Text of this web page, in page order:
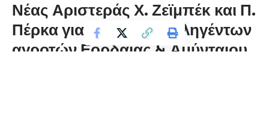
Νέας Αριστεράς Χ. Ζεϊμπέκ και Π.
Πέρκα για τη στήριξη πληγέντων
αγροτών Εορδαίας & Αμύνταιου